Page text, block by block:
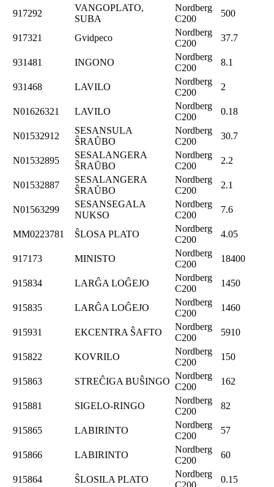
917292
VANGOPLATO,
SUBA
Nordberg
C200
500
917321 Gvidpeco
Nordberg
C200
37.7
931481 INGONO
Nordberg
C200
8.1
931468 LAVILO
Nordberg
C200
2
N01626321 LAVILO
Nordberg
C200
0.18
N01532912
SESANSULA
ŜRAŬBO
Nordberg
C200
30.7
N01532895
SESALANGERA
ŜRAŬBO
Nordberg
C200
2.2
N01532887
SESALANGERA
ŜRAŬBO
Nordberg
C200
2.1
N01563299
SESANSEGALA
NUKSO
Nordberg
C200
7.6
MM0223781 ŜLOSA PLATO
Nordberg
C200
4.05
917173 MINISTO
Nordberg
C200
18400
915834 LARĜA LOĜEJO
Nordberg
C200
1450
915835 LARĜA LOĜEJO
Nordberg
C200
1460
915931 EKCENTRA ŜAFTO
Nordberg
C200
5910
915822 KOVRILO
Nordberg
C200
150
915863 STREĈIGA BUŜINGO
Nordberg
C200
162
915881 SIGELO-RINGO
Nordberg
C200
82
915865 LABIRINTO
Nordberg
C200
57
915866 LABIRINTO
Nordberg
C200
60
915864 ŜLOSILA PLATO
Nordberg
C200
0.15